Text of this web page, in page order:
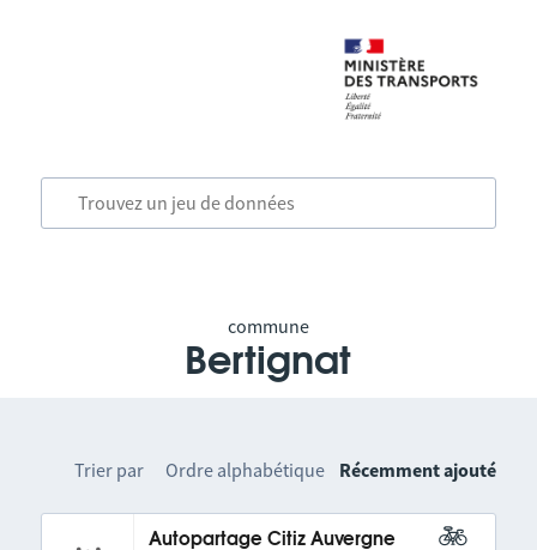
commune
Bertignat
Trier par Ordre alphabétique Récemment ajouté
Autopartage Citiz Auvergne